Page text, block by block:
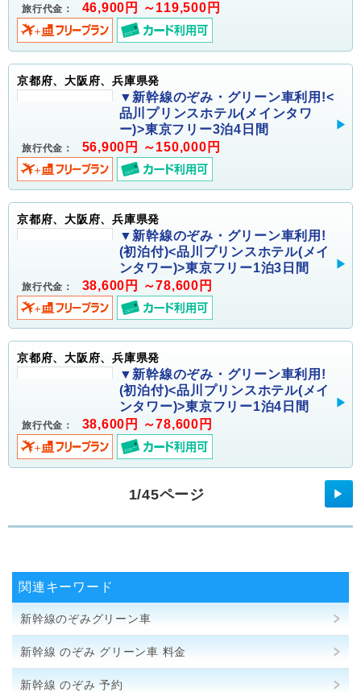
旅行代金： 46,900円 ～119,500円
京都府、大阪府、兵庫県発
▼新幹線のぞみ・グリーン車利用!<
品川プリンスホテル(メインタワ
ー)>東京フリー3泊4日間
旅行代金： 56,900円 ～150,000円
京都府、大阪府、兵庫県発
▼新幹線のぞみ・グリーン車利用!
(初泊付)<品川プリンスホテル(メイ
ンタワー)>東京フリー1泊3日間
旅行代金： 38,600円 ～78,600円
京都府、大阪府、兵庫県発
▼新幹線のぞみ・グリーン車利用!
(初泊付)<品川プリンスホテル(メイ
ンタワー)>東京フリー1泊4日間
旅行代金： 38,600円 ～78,600円
1/45ページ ▶
関連キーワード
新幹線のぞみグリーン車
新幹線 のぞみ グリーン車 料金
新幹線 のぞみ 予約